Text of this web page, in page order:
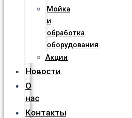
Мойка
и
обработка
оборудования
Акции
Новости
О
нас
Контакты